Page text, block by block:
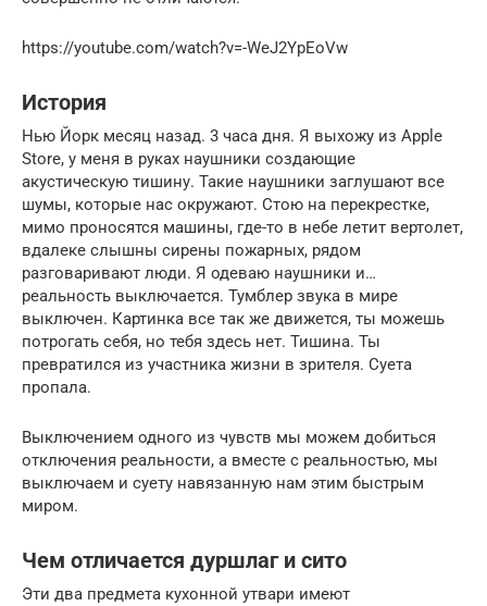
https://youtube.com/watch?v=-WeJ2YpEoVw
История
Нью Йорк месяц назад. 3 часа дня. Я выхожу из Apple
Store, у меня в руках наушники создающие
акустическую тишину. Такие наушники заглушают все
шумы, которые нас окружают. Стою на перекрестке,
мимо проносятся машины, где-то в небе летит вертолет,
вдалеке слышны сирены пожарных, рядом
разговаривают люди. Я одеваю наушники и…
реальность выключается. Тумблер звука в мире
выключен. Картинка все так же движется, ты можешь
потрогать себя, но тебя здесь нет. Тишина. Ты
превратился из участника жизни в зрителя. Суета
пропала.
Выключением одного из чувств мы можем добиться
отключения реальности, а вместе с реальностью, мы
выключаем и суету навязанную нам этим быстрым
миром.
Чем отличается дуршлаг и сито
Эти два предмета кухонной утвари имеют